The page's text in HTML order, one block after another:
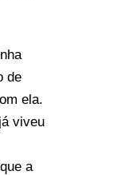
de
ela.
viveu
a